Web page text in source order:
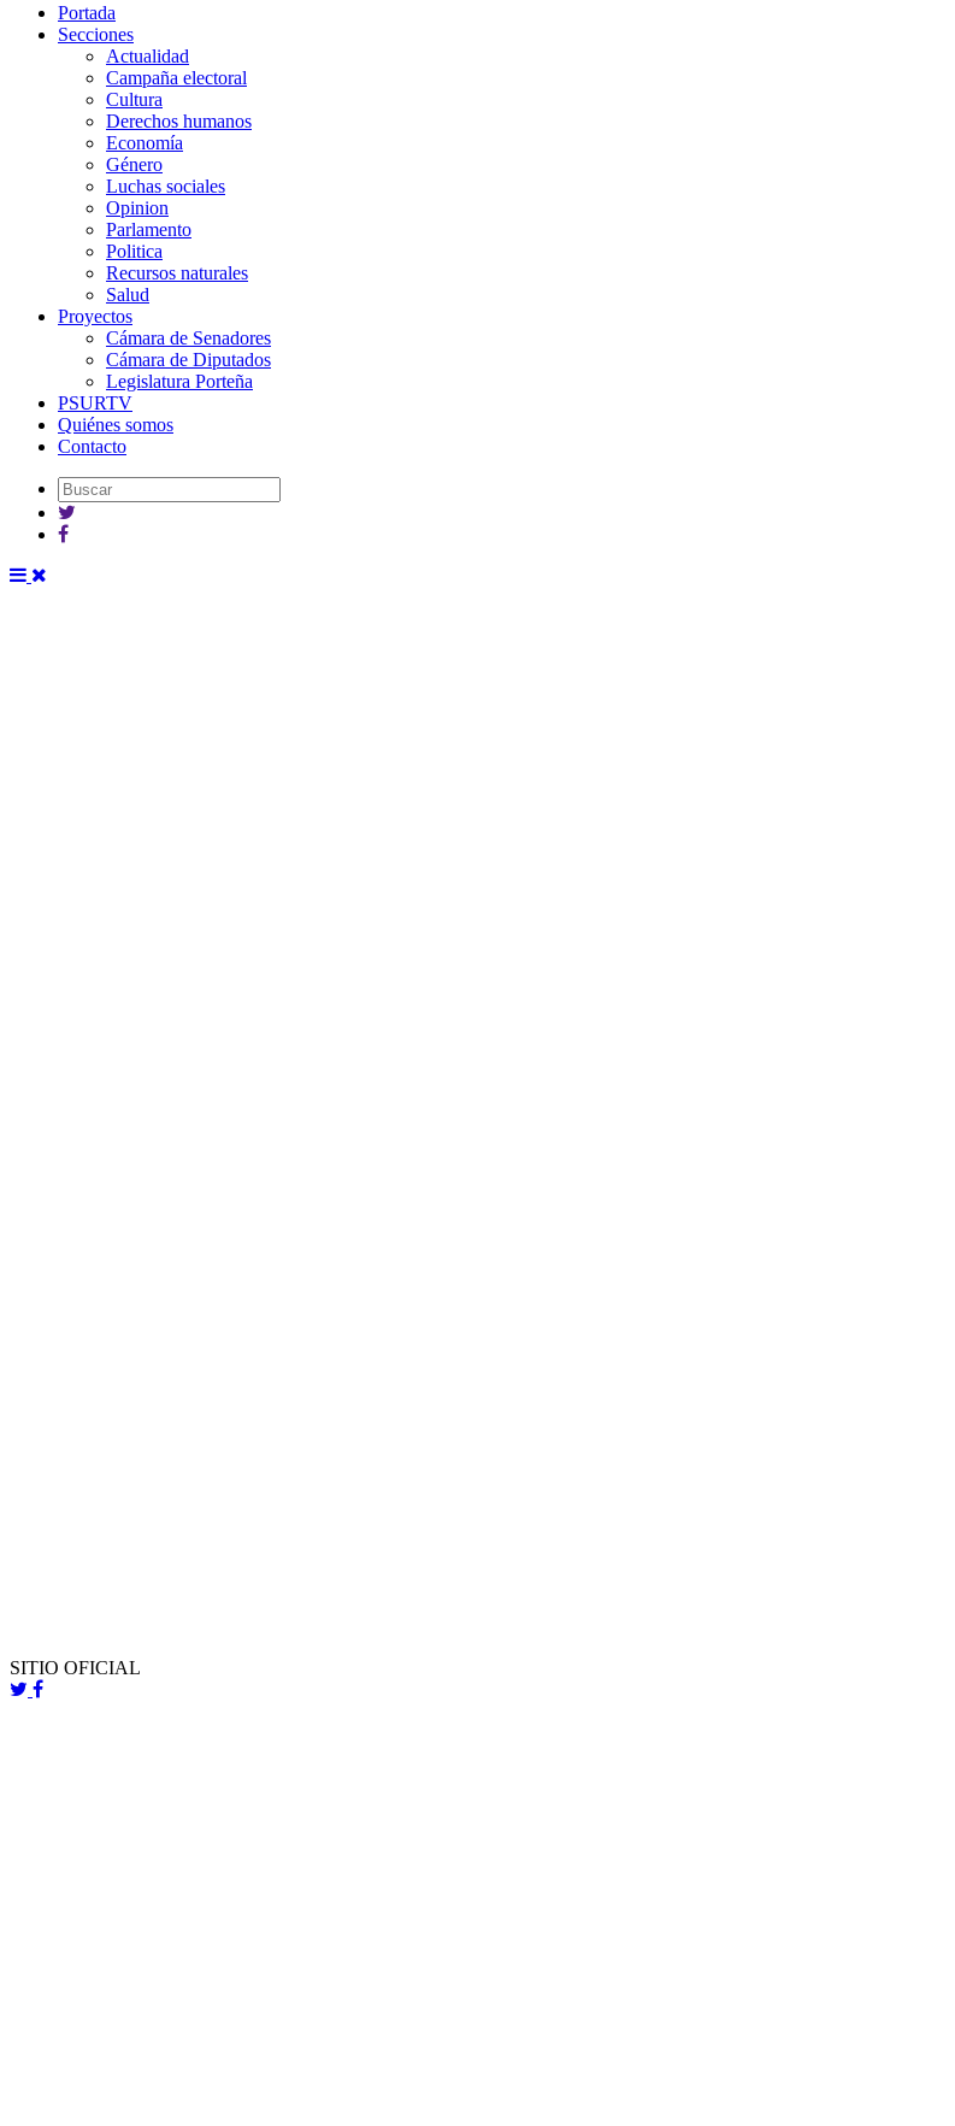
Portada
Secciones
Actualidad
Campaña electoral
Cultura
Derechos humanos
Economía
Género
Luchas sociales
Opinion
Parlamento
Politica
Recursos naturales
Salud
Proyectos
Cámara de Senadores
Cámara de Diputados
Legislatura Porteña
PSURTV
Quiénes somos
Contacto
SITIO OFICIAL